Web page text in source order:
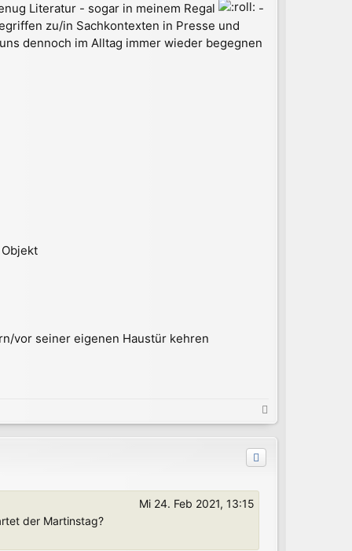
Literatur - sogar in meinem Regal
-
zu/in Sachkontexten in Presse und
dennoch im Alltag immer wieder begegnen
vor seiner eigenen Haustür kehren
a
c
Mi 24. Feb 2021, 13:15
der Martinstag?